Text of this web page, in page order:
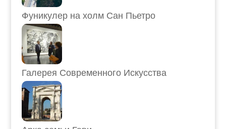
Фуникулер на холм Сан Пьетро
Галерея Современного Искусства